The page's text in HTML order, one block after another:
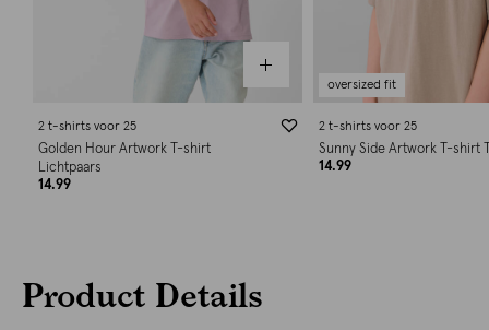
2 t-shirts voor 25
Golden Hour Artwork T-shirt
Lichtpaars
14.99
oversized fit
2 t-shirts voor 25
Sunny Side Artwork T-shirt
14.99
Product Details